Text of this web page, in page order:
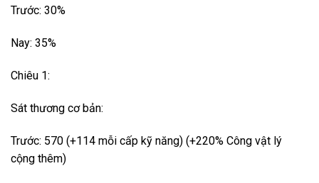
Trước: 30%
Nay: 35%
Chiêu 1:
Sát thương cơ bản:
Trước: 570 (+114 mỗi cấp kỹ năng) (+220% Công vật lý
cộng thêm)